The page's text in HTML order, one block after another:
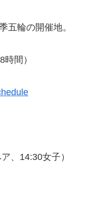
五輪の開催地。
間）
、14:30女子）